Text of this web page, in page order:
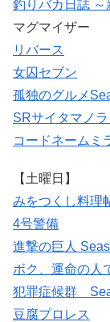
釣りバカ日誌 ～
マグマイザー
リバース
女囚セブン
孤独のグルメ
SRサイタマノ
コードネームミ
【土曜日】
みをつくし料理
4号警備
進撃の巨人
ボク、運命の人
犯罪症候群
豆腐プロレス